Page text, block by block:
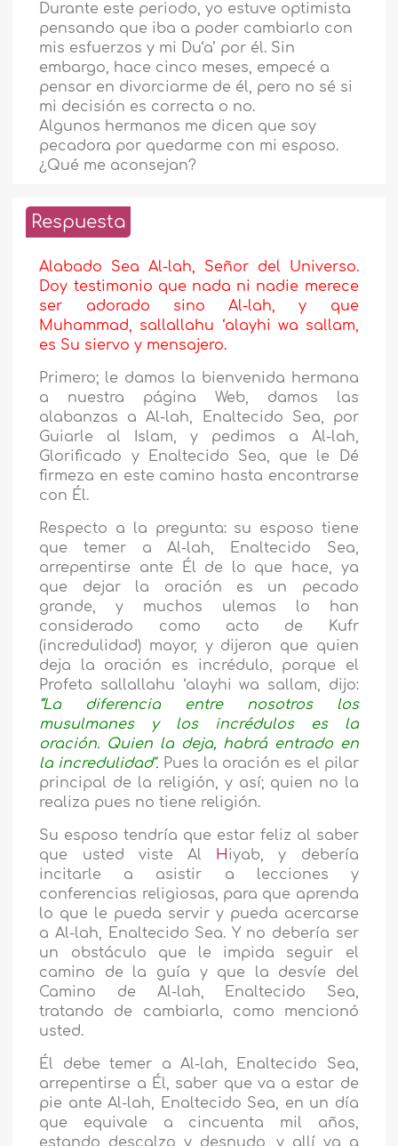
Durante este periodo, yo estuve optimista
pensando que iba a poder cambiarlo con
mis esfuerzos y mi Du‘a’ por él. Sin
embargo, hace cinco meses, empecé a
pensar en divorciarme de él, pero no sé si
mi decisión es correcta o no.
Algunos hermanos me dicen que soy
pecadora por quedarme con mi esposo.
¿Qué me aconsejan?
Respuesta
Alabado Sea Al-lah, Señor del Universo.
Doy testimonio que nada ni nadie merece
ser adorado sino Al-lah, y que
Muhammad, sallallahu ‘alayhi wa sallam,
es Su siervo y mensajero.
Primero; le damos la bienvenida hermana
a nuestra página Web, damos las
alabanzas a Al-lah, Enaltecido Sea, por
Guiarle al Islam, y pedimos a Al-lah,
Glorificado y Enaltecido Sea, que le Dé
firmeza en este camino hasta encontrarse
con Él.
Respecto a la pregunta: su esposo tiene
que temer a Al-lah, Enaltecido Sea,
arrepentirse ante Él de lo que hace, ya
que dejar la oración es un pecado
grande, y muchos ulemas lo han
considerado como acto de Kufr
(incredulidad) mayor, y dijeron que quien
deja la oración es incrédulo, porque el
Profeta sallallahu ‘alayhi wa sallam, dijo:
“La diferencia entre nosotros los
musulmanes y los incrédulos es la
oración. Quien la deja, habrá entrado en
la incredulidad". Pues la oración es el pilar
principal de la religión, y así; quien no la
realiza pues no tiene religión.
Su esposo tendría que estar feliz al saber
que usted viste Al Hiyab, y debería
incitarle a asistir a lecciones y
conferencias religiosas, para que aprenda
lo que le pueda servir y pueda acercarse
a Al-lah, Enaltecido Sea. Y no debería ser
un obstáculo que le impida seguir el
camino de la guía y que la desvíe del
Camino de Al-lah, Enaltecido Sea,
tratando de cambiarla, como mencionó
usted.
Él debe temer a Al-lah, Enaltecido Sea,
arrepentirse a Él, saber que va a estar de
pie ante Al-lah, Enaltecido Sea, en un día
que equivale a cincuenta mil años,
estando descalzo y desnudo, y allí va a